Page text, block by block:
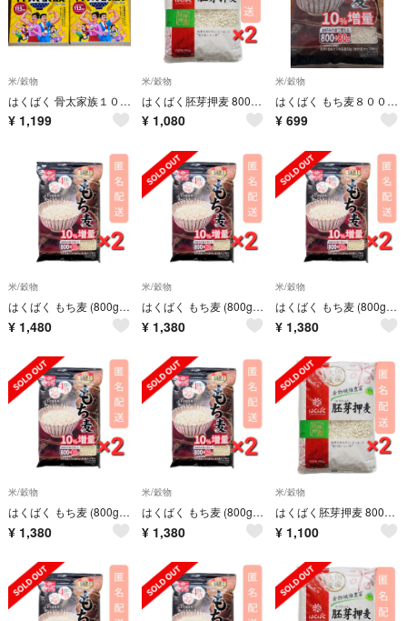
米/穀物
はくばく 骨太家族１０Ｐ ２点 セット 新品 栄養機能食品 カルシウム
¥ 1,199
米/穀物
はくばく胚芽押麦 800g ×2袋
¥ 1,080
米/穀物
はくばく もち麦８００ｇ+80ｇ
¥ 699
米/穀物
はくばく もち麦 (800g + 80g) x 2袋
¥ 1,480
米/穀物
はくばく もち麦 (800g + 80g) x 2袋
¥ 1,380
米/穀物
はくばく もち麦 (800g + 80g) x 2袋
¥ 1,380
米/穀物
はくばく もち麦 (800g + 80g) x 2袋
¥ 1,380
米/穀物
はくばく もち麦 (800g + 80g) x 2袋
¥ 1,380
米/穀物
はくばく胚芽押麦 800g ×2袋
¥ 1,100